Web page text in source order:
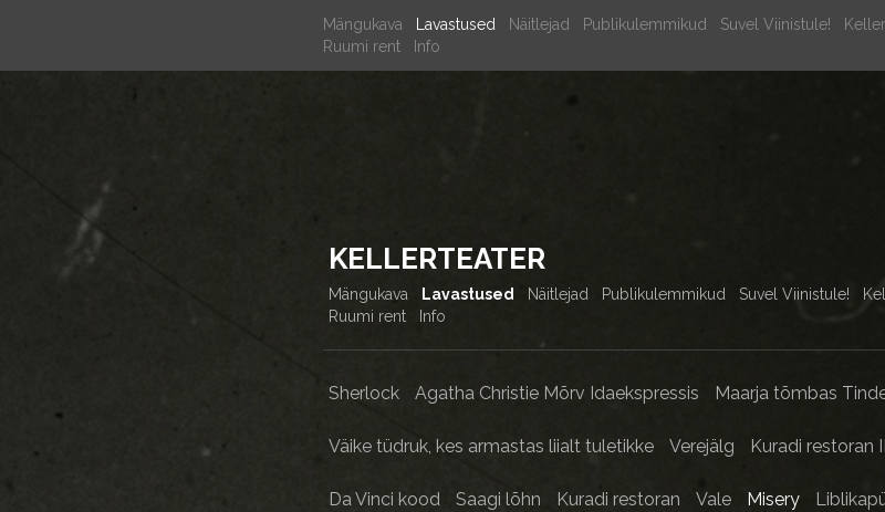
Mängukava Lavastused Näitlejad Publikulemmikud Suvel Viinistule!
Ruumi rent
Info
KELLERTEATER
Mängukava Lavastused Näitlejad Publikulemmikud Suvel Viinistule!
Ruumi rent
Info
Sherlock Agatha Christie Mõrv Idaekspressis Maarja tõmbas
Väike tüdruk, kes armastas liialt tuletikke Verejälg Kuradi restoran II
Da Vinci kood Saagi lõhn Kuradi restoran Vale Misery